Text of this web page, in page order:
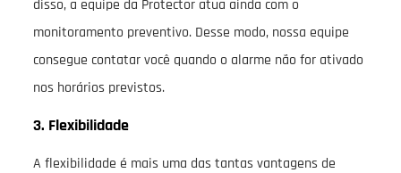
disso, a equipe da Protector atua ainda com o
monitoramento preventivo. Desse modo, nossa equipe
consegue contatar você quando o alarme não for ativado
nos horários previstos.
3. Flexibilidade
A flexibilidade é mais uma das tantas vantagens de